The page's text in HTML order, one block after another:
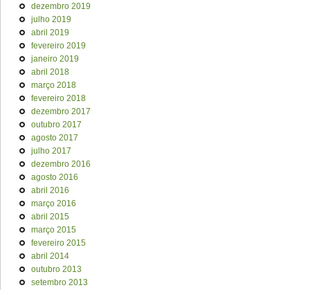
dezembro 2019
julho 2019
abril 2019
fevereiro 2019
janeiro 2019
abril 2018
março 2018
fevereiro 2018
dezembro 2017
outubro 2017
agosto 2017
julho 2017
dezembro 2016
agosto 2016
abril 2016
março 2016
abril 2015
março 2015
fevereiro 2015
abril 2014
outubro 2013
setembro 2013